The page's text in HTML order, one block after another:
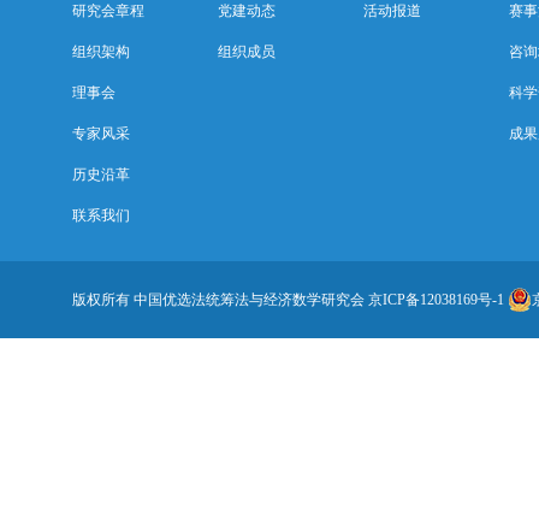
研究会章程
组织架构
理事会
专家风采
历史沿革
联系我们
党建动态
组织成员
活动报道 赛
咨
科
成
版权所有 中国优选法统筹法与经济数学研究会 京ICP备12038169号-1